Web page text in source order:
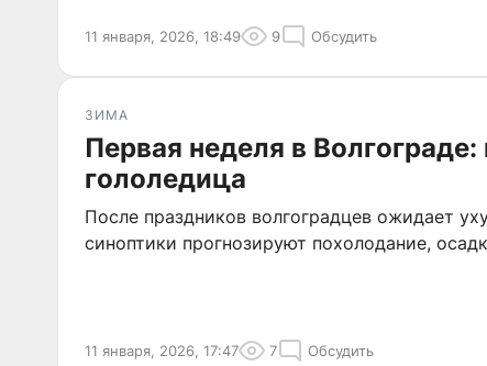
11 января, 2026, 18:49 9 Обсудить
ЗИМА
Первая неделя в
гололедица
После праздников волгоградцев ожидает
синоптики прогнозируют похолодание,
11 января, 2026, 17:47 7 Обсудить